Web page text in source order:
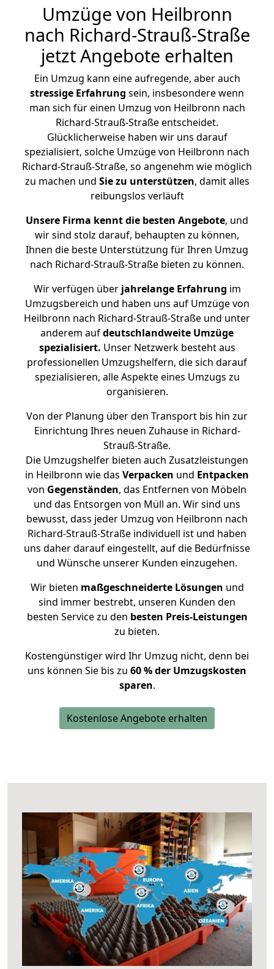
Umzüge von Heilbronn
nach Richard-Strauß-Straße
jetzt Angebote erhalten
Ein Umzug kann eine aufregende, aber auch
stressige Erfahrung sein, insbesondere wenn
man sich für einen Umzug von Heilbronn nach
Richard-Strauß-Straße entscheidet.
Glücklicherweise haben wir uns darauf
spezialisiert, solche Umzüge von Heilbronn nach
Richard-Strauß-Straße, so angenehm wie möglich
zu machen und Sie zu unterstützen, damit alles
reibungslos verläuft
Unsere Firma kennt die besten Angebote, und
wir sind stolz darauf, behaupten zu können,
Ihnen die beste Unterstützung für Ihren Umzug
nach Richard-Strauß-Straße bieten zu können.
Wir verfügen überjahrelange Erfahrung im
Umzugsbereich und haben uns auf Umzüge von
Heilbronn nach Richard-Strauß-Straße und unter
anderem aufdeutschlandweite Umzüge
spezialisiert. Unser Netzwerk besteht aus
professionellen Umzugshelfern, die sich darauf
spezialisieren, alle Aspekte eines Umzugs zu
organisieren.
Von der Planung über den Transport bis hin zur
Einrichtung Ihres neuen Zuhause in Richard-
Strauß-Straße.
Die Umzugshelfer bieten auch Zusatzleistungen
in Heilbronn wie das Verpacken und Entpacken
von Gegenständen, das Entfernen von Möbeln
und das Entsorgen von Müll an. Wir sind uns
bewusst, dass jeder Umzug von Heilbronn nach
Richard-Strauß-Straße individuell ist und haben
uns daher darauf eingestellt, auf die Bedürfnisse
und Wünsche unserer Kunden einzugehen.
Wir bieten maßgeschneiderte Lösungen und
sind immer bestrebt, unseren Kunden den
besten Service zu den besten Preis-Leistungen
zu bieten.
Kostengünstiger wird Ihr Umzug nicht, denn bei
uns können Sie bis zu 60 % der Umzugskosten
sparen.
Kostenlose Angebote erhalten